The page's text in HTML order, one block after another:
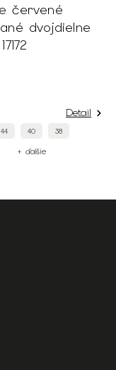
červené
dvojdielne
Detail
44 40 38
+ ďalšie